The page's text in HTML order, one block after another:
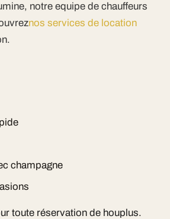
notre equipe de chauffeurs
nos services de location
champagne
toute réservation de houplus.